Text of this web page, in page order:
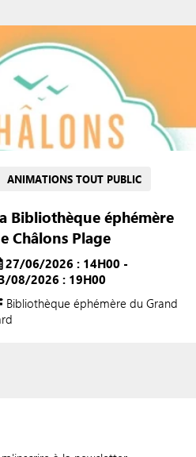
ANIMATIONS TOUT PUBLIC
Bibliothèque éphémère
Châlons Plage
27/06/2026 : 14H00 -
08/2026 : 19H00
Bibliothèque éphémère du Grand